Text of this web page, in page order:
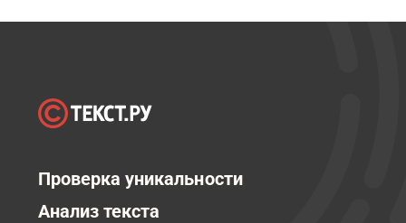
Проверка уникальности
Анализ текста